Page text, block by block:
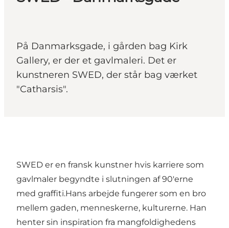
På Danmarksgade, i gården bag Kirk
Gallery, er der et gavlmaleri. Det er
kunstneren SWED, der står bag værket
"Catharsis".
SWED er en fransk kunstner hvis karriere som
gavlmaler begyndte i slutningen af 90'erne
med graffiti.Hans arbejde fungerer som en bro
mellem gaden, menneskerne, kulturerne. Han
henter sin inspiration fra mangfoldighedens